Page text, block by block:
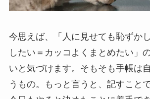
今思えば、「人に見せても恥ずか
したい＝カッコよくまとめたい」
いと気づけます。そもそも手帳は
うもの。もっと言うと、記すこと